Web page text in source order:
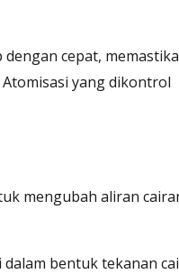
cepat,
yang dikontrol
mengubah aliran
bentuk tekanan